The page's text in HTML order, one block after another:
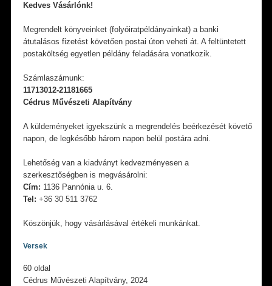
Kedves Vásárlónk!
Megrendelt könyveinket (folyóiratpéldányainkat) a banki
átutalásos fizetést követően postai úton veheti át. A feltüntetett
postaköltség egyetlen példány feladására vonatkozik.
Számlaszámunk:
11713012-21181665
Cédrus Művészeti Alapítvány
A küldeményeket igyekszünk a megrendelés beérkezését követő
napon, de legkésőbb három napon belül postára adni.
Lehetőség van a kiadványt kedvezményesen a
szerkesztőségben is megvásárolni:
Cím: 1136 Pannónia u. 6.
Tel: +36 30 511 3762
Köszönjük, hogy vásárlásával értékeli munkánkat.
Versek
60 oldal
Cédrus Művészeti Alapítvány, 2024